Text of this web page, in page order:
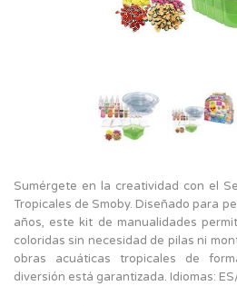
Sumérgete en la creatividad con el
Tropicales de Smoby. Diseñado para
años, este kit de manualidades
coloridas sin necesidad de pilas ni
obras acuáticas tropicales de
diversión está garantizada. Idiomas: